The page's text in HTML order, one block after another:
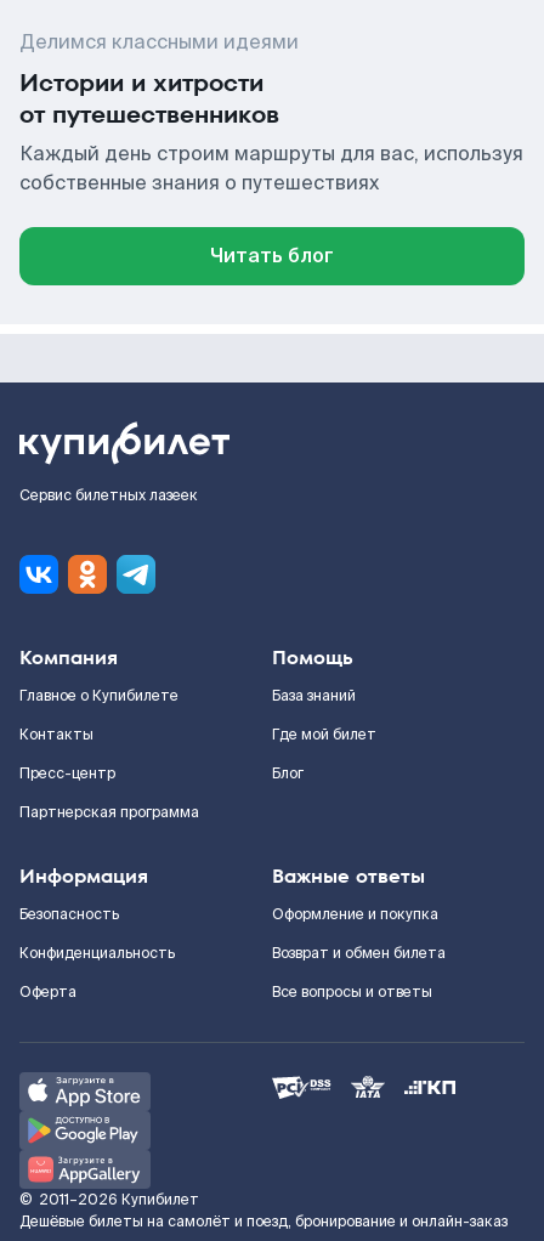
Делимся классными идеями
Истории и хитрости
от путешественников
Каждый день строим маршруты для вас, используя
собственные знания о путешествиях
Читать блог
Сервис билетных лазеек
Компания
Главное о Купибилете
Контакты
Пресс-центр
Партнерская программа
Помощь
База знаний
Где мой билет
Блог
Информация
Безопасность
Конфиденциальность
Оферта
Важные ответы
Оформление и покупка
Возврат и обмен билета
Все вопросы и ответы
© 2011–2026 Купибилет
Дешёвые билеты на самолёт и поезд, бронирование и онлайн-заказ